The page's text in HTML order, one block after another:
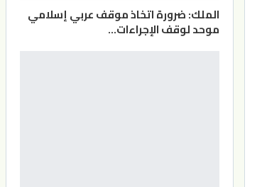
الملك: ضرورة اتخاذ موقف عربي إسلامي
موحد لوقف الإجراءات…